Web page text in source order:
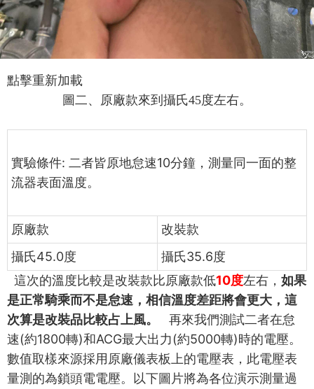
點擊重新加載
圖二 、原廠款來到攝氏45度左右。
實驗條件: 二者皆原地怠速10分鐘，測量同一面的整
流器表面溫度。
原廠款
改裝款
攝氏45.0度 攝氏35.6度
這次的溫度比較是改裝款比原廠款低10度左右， 如果
是正常騎乘而不是怠速，相信溫度差距將會更大，這
次算是改裝品比較占上風。
再來我們測試二者在怠
速(約1800轉)和ACG最大出力(約5000轉)時的電壓。
數值取樣來源採用原廠儀表板上的電壓表，此電壓表
量測的為鎖頭電電壓。 以下圖片將為各位演示測量過